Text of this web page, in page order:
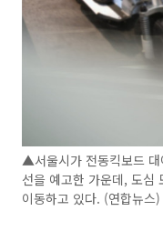
▲서울시가 전동킥보드
선을 예고한 가운데, 도심
이동하고 있다. (연합뉴스)